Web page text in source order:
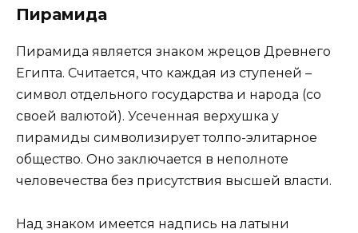
Пирамида
Пирамида является знаком жрецов Древнего
Египта. Считается, что каждая из ступеней –
символ отдельного государства и народа (со
своей валютой). Усеченная верхушка у
пирамиды символизирует толпо-элитарное
общество. Оно заключается в неполноте
человечества без присутствия высшей власти.
Над знаком имеется надпись на латыни